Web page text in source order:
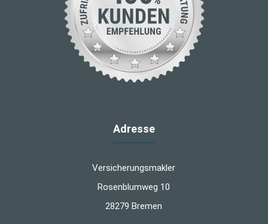
Adresse
Versicherungsmakler
Rosenblumweg 10
28279 Bremen